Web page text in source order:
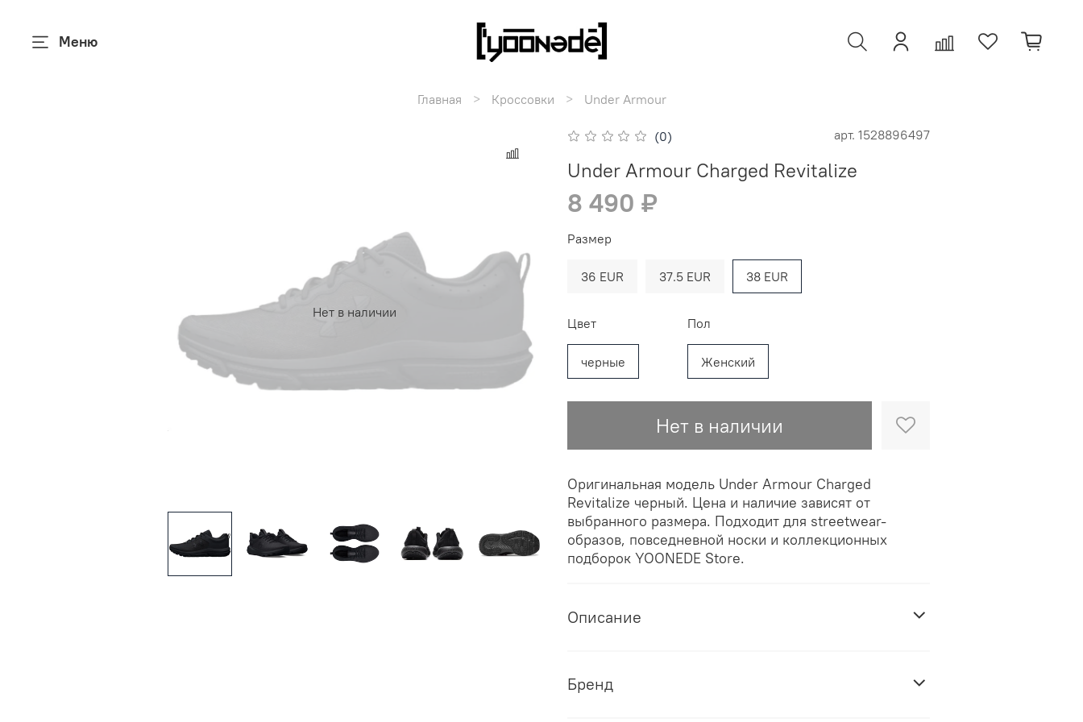
Меню
Главная Кроссовки Under Armour
Нет в наличии
(0) арт. 1528896497
Under Armour Charged Revitalize
8 490 ₽
Нет в наличии
Размер
36 EUR 37.5 EUR 38 EUR
Цвет
черные
Пол
Женский
Оригинальная модель Under Armour Charged
Revitalize черный. Цена и наличие зависят от
выбранного размера. Подходит для streetwear-
образов, повседневной носки и коллекционных
подборок YOONEDE Store.
Описание
Бренд